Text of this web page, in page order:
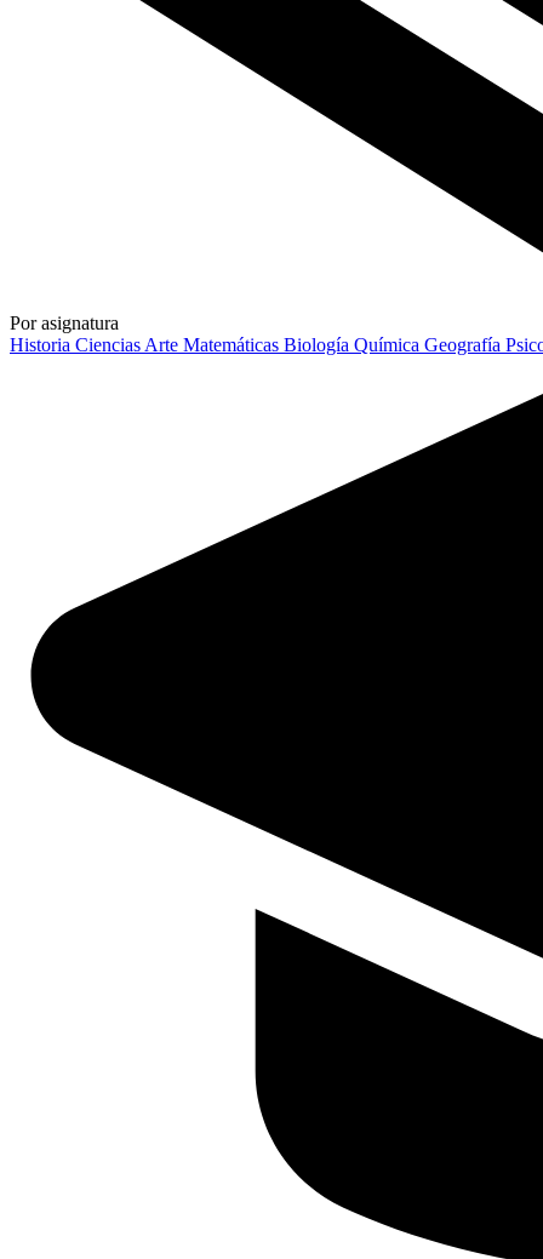
Por asignatura
Historia Ciencias Arte Matemáticas Biología Química Geografía